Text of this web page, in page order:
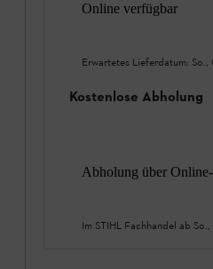
Online verfügbar
Erwartetes Lieferdatum: So.,
Kostenlose Abholung
Abholung über
Im STIHL Fachhandel ab